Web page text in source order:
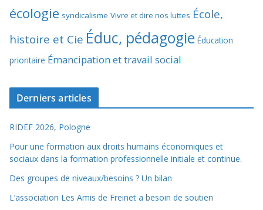
écologie syndicalisme Vivre et dire nos luttes École,
histoire et Cie Éduc, pédagogie Éducation
prioritaire Émancipation et travail social
Derniers articles
RIDEF 2026, Pologne
Pour une formation aux droits humains économiques et
sociaux dans la formation professionnelle initiale et continue.
Des groupes de niveaux/besoins ? Un bilan
L’association Les Amis de Freinet a besoin de soutien